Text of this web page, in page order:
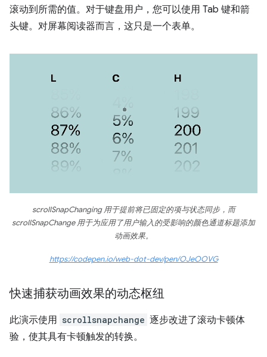
滚动到所需的值。对于键盘用户，您可以使用 Tab 键和箭
头键。对屏幕阅读器而言，这只是一个表单。
scrollSnapChanging 用于提前将已固定的项与状态同步，而
scrollSnapChange 用于为应用了用户输入的受影响的颜色通道标题添加
动画效果。
https://codepen.io/web-dot-dev/pen/OJeOOVG
快速捕获动画效果的动态枢纽
此演示使用 scrollsnapchange 逐步改进了滚动卡顿体
验，使其具有卡顿触发的转换。